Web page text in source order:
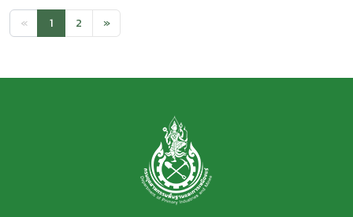
« 1 2 »